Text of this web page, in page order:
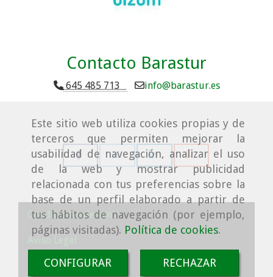
Este sitio web utiliza cookies propias y de
terceros que permiten mejorar la
usabilidad de navegación, analizar el uso
de la web y mostrar publicidad
relacionada con tus preferencias sobre la
base de un perfil elaborado a partir de
tus hábitos de navegación (por ejemplo,
páginas visitadas). Política de cookies.
CONFIGURAR RECHAZAR
Contacto Barastur
645 485 713 info barastur.es
Condiciones de venta
Aviso Legal
Política de cookies